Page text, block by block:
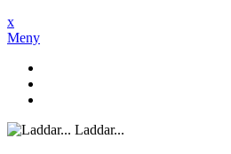
x
Meny
Laddar...